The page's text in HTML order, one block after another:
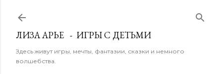
ЛИЗА АРЬЕ - ИГРЫ С ДЕТЬМИ
Здесь живут игры, мечты, фантазии, сказки и немного
волшебства.